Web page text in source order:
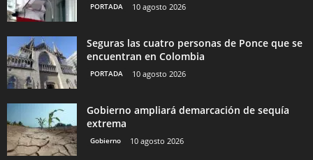
PORTADA 10 agosto 2026
Seguras las cuatro personas de Ponce que se
encuentran en Colombia
PORTADA 10 agosto 2026
Gobierno ampliará demarcación de sequía
extrema
Gobierno 10 agosto 2026